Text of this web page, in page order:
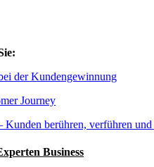
der Kundengewinnung
Journey
Kunden berühren, verführen
Business